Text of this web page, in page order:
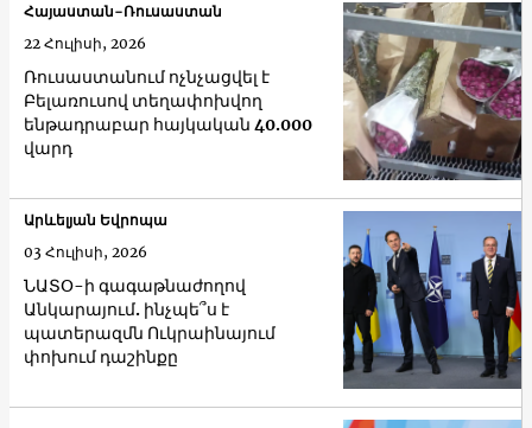
Ռուսաստանում ոչնչացվել է
Բելառուսով տեղափոխվող
ենթադրաբար հայկական 40.000
վարդ
Հայաստան-Ռուսաստան
22 Հուլիսի, 2026
ՆԱՏՕ-ի գագաթնաժողով
Անկարայում. ինչպե՞ս է
պատերազմն Ուկրաինայում
փոխում դաշինքը
Արևելյան Եվրոպա
03 Հուլիսի, 2026